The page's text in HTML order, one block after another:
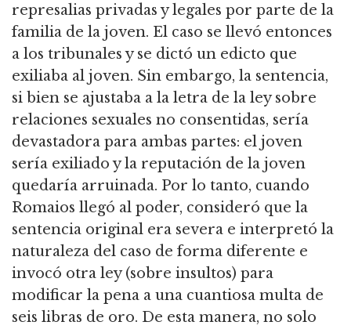
represalias privadas y legales por parte de la
familia de la joven. El caso se llevó entonces
a los tribunales y se dictó un edicto que
exiliaba al joven. Sin embargo, la sentencia,
si bien se ajustaba a la letra de la ley sobre
relaciones sexuales no consentidas, sería
devastadora para ambas partes: el joven
sería exiliado y la reputación de la joven
quedaría arruinada. Por lo tanto, cuando
Romaios llegó al poder, consideró que la
sentencia original era severa e interpretó la
naturaleza del caso de forma diferente e
invocó otra ley (sobre insultos) para
modificar la pena a una cuantiosa multa de
seis libras de oro. De esta manera, no solo